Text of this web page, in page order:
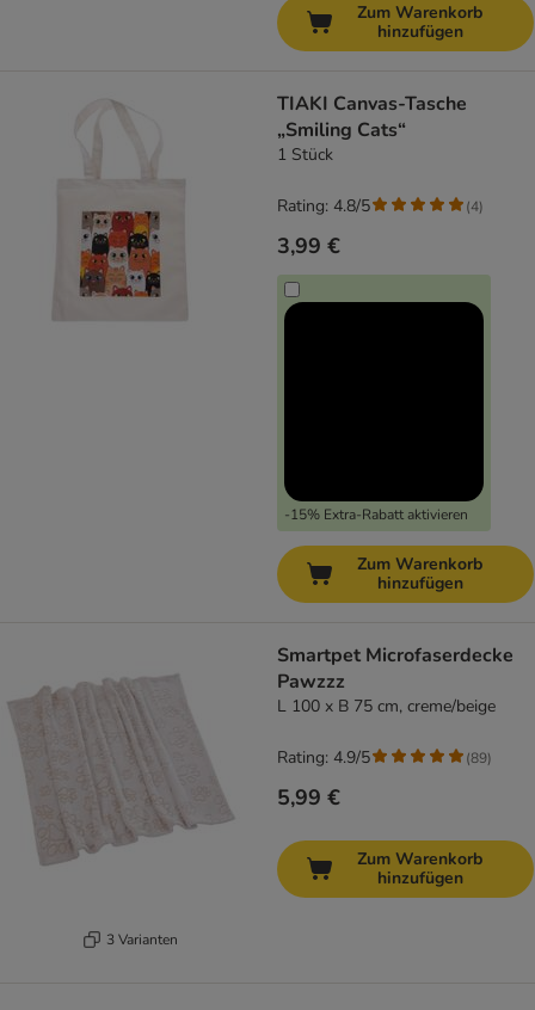
Zum Warenkorb
hinzufügen
TIAKI Canvas-Tasche
„Smiling Cats“
1 Stück
3,99 €
-15% Extra-Rabatt aktivieren
Rating: 4.8/5 (4)
Zum Warenkorb
hinzufügen
3 Varianten
Smartpet Microfaserdecke
Pawzzz
L 100 x B 75 cm, creme/beige
5,99 €
Rating: 4.9/5 (89)
Zum Warenkorb
hinzufügen